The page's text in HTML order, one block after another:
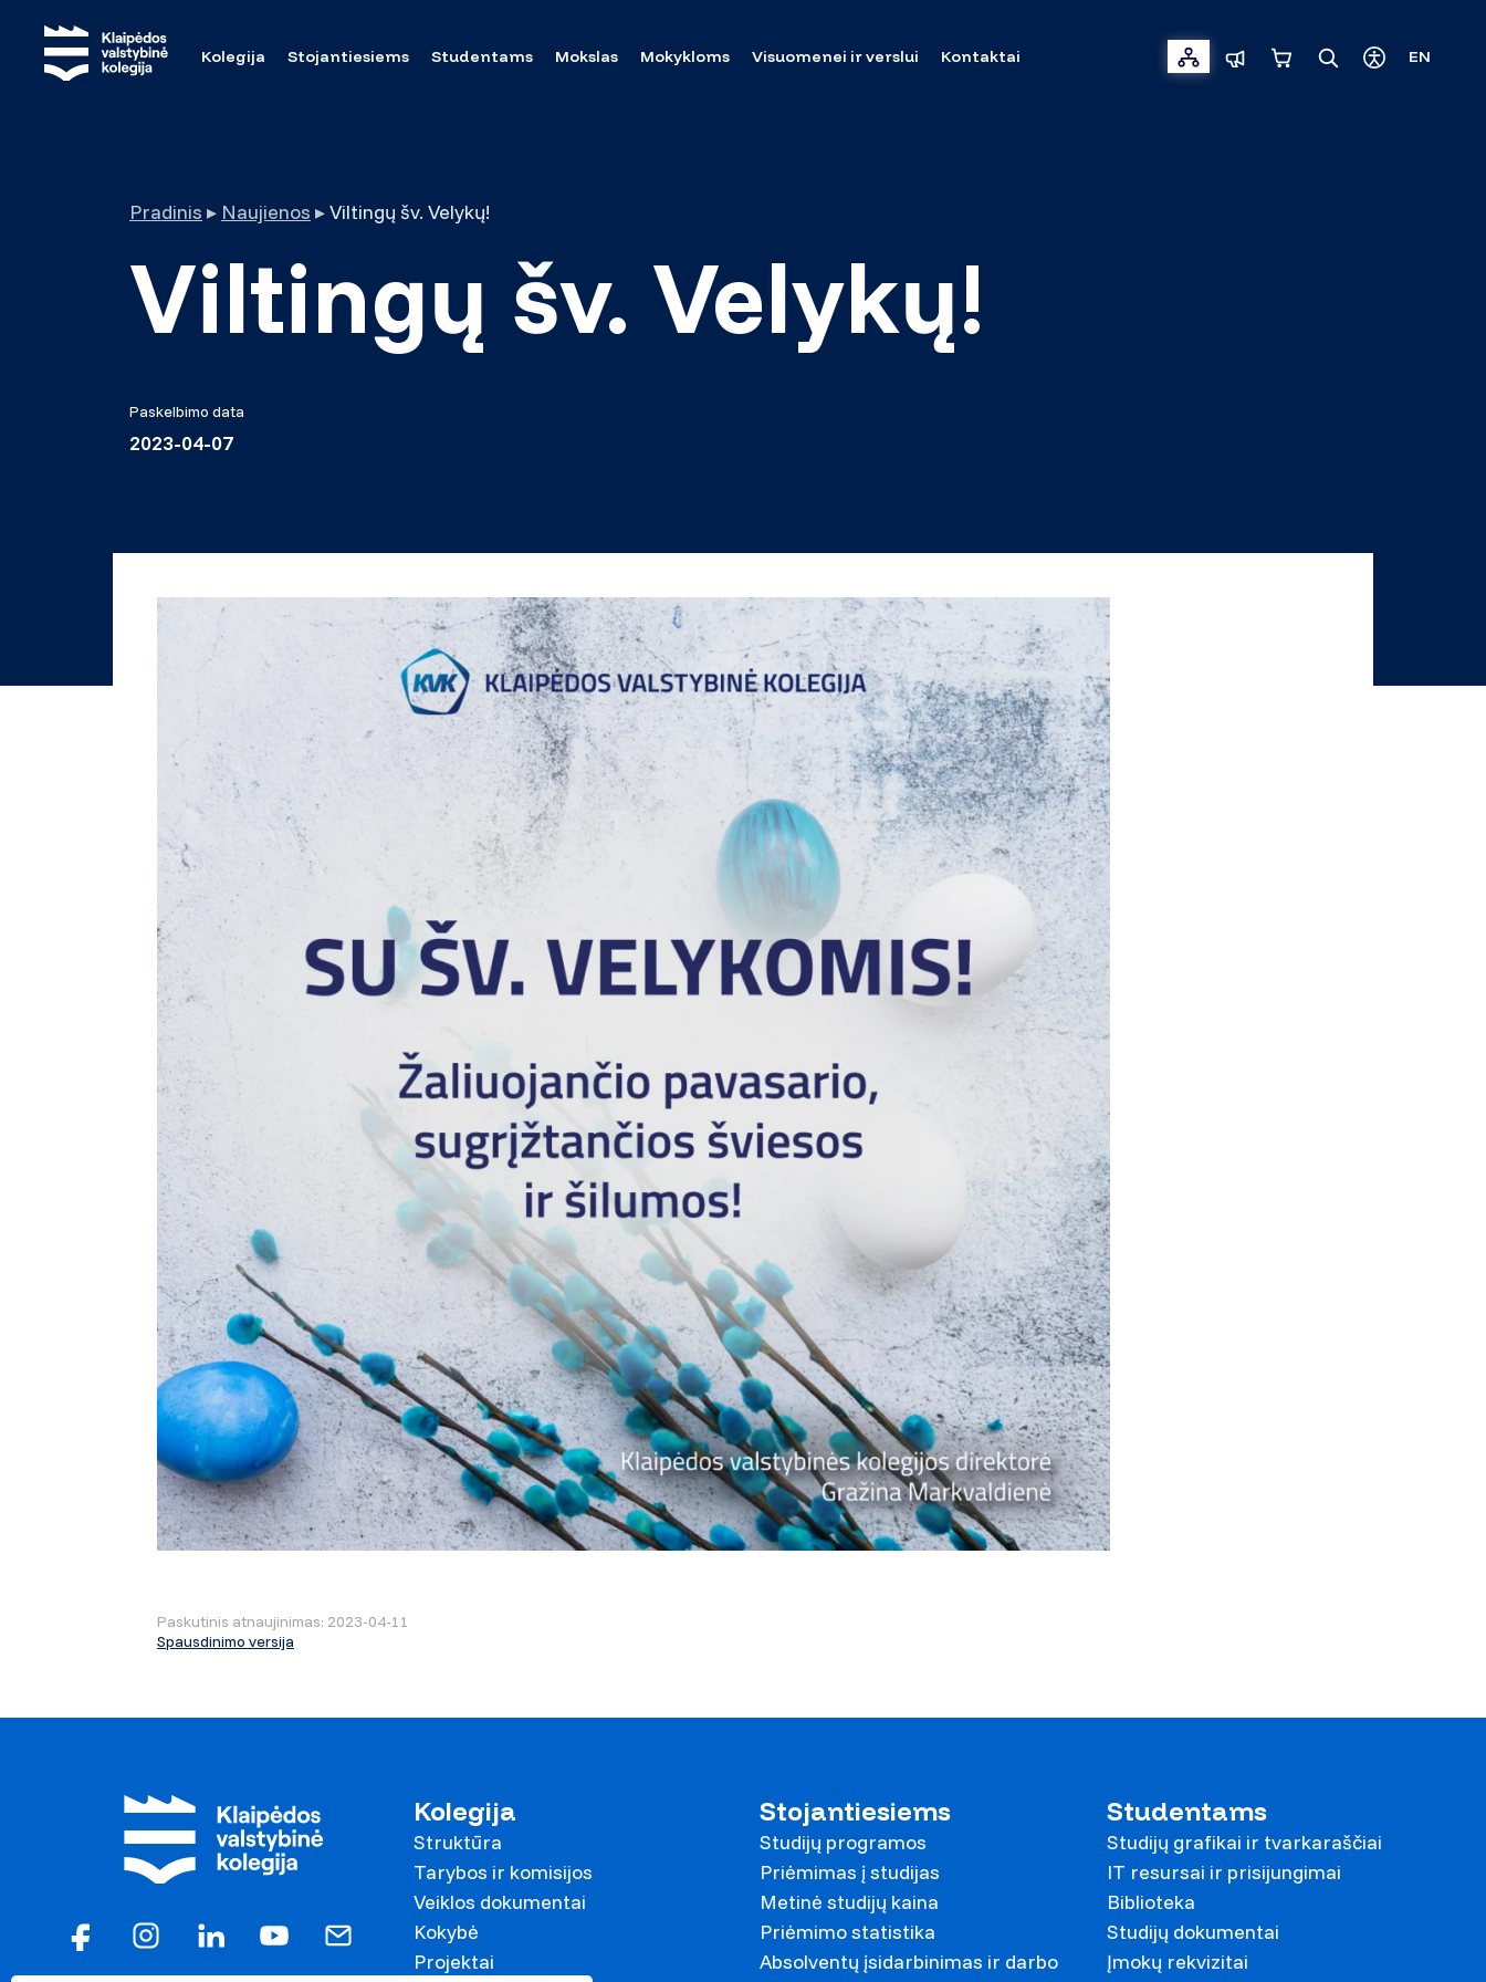
Kolegija Stojantiesiems Studentams Mokslas Mokykloms Visuomenei ir verslui Kontaktai EN
Pradinis ▸ Naujienos ▸Viltingų šv. Velykų!
Viltingų šv. Velykų!
Paskelbimo data
2023-04-07
Paskutinis atnaujinimas: 2023-04-11
Spausdinimo versija
Kolegija
Struktūra
Tarybos ir komisijos
Veiklos dokumentai
Kokybė
Projektai
Stojantiesiems
Studijų programos
Priėmimas į studijas
Metinė studijų kaina
Priėmimo statistika
Absolventų įsidarbinimas ir darbo
Studentams
Studijų grafikai ir tvarkaraščiai
IT resursai ir prisijungimai
Biblioteka
Studijų dokumentai
Įmokų rekvizitai